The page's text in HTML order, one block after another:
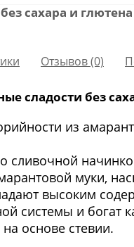
сахара и
Отзывов (0)
сладости без
из
сливочной
муки,
высоким
системы и богат
основе стевии.